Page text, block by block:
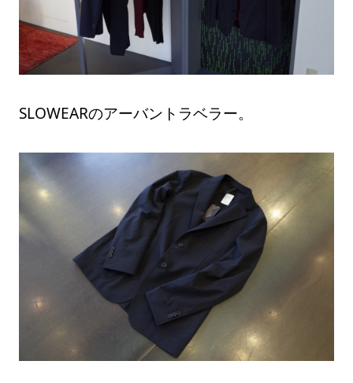
SLOWEARのアーバントラベラー。